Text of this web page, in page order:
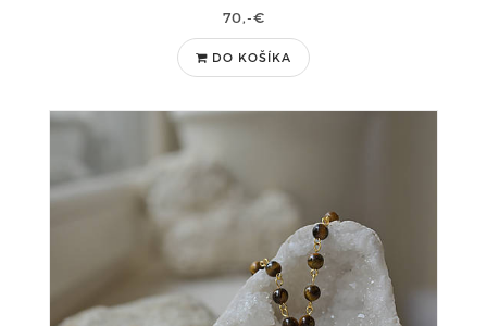
70,-€
DO KOŠÍKA